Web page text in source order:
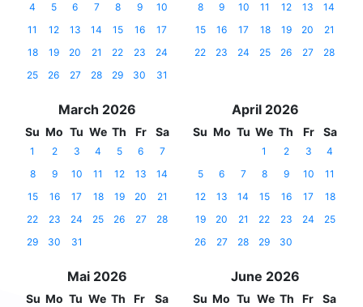
4
5 6 7 8 9
10
11
12 13 14 15 16
17
18
19 20 21 22 23
24
25
26 27 28 29 30 31
8
9 10 11 12 13
14
15
16 17 18 19 20
21
22
23 24 25 26 27 28
March 2026
Su Mo Tu We Th Fr Sa
1 2 3 4 5 6
7
8
9 10 11 12 13
14
15
16 17 18 19 20
21
22
23 24 25 26 27
28
29
30 31
April 2026
Su Mo Tu We Th Fr Sa
1 2 3
4
5
6 7 8 9 10
11
12
13 14 15 16 17
18
19
20 21 22 23 24
25
26
27 28 29 30
Mai 2026
Su Mo Tu We Th Fr Sa
June 2026
Su Mo Tu We Th Fr Sa